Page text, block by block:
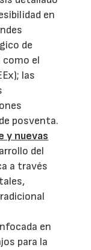
en
de
el
las
posventa.
y nuevas
del
a través
en
para la